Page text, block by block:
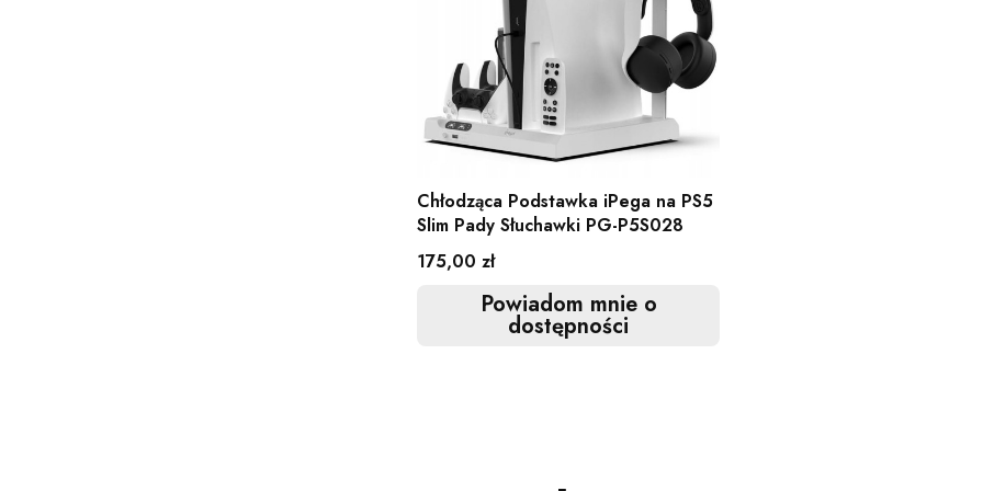
Chłodząca Podstawka iPega na PS5
Slim Pady Słuchawki PG-P5S028
Cena
175,00 zł
Powiadom mnie o
dostępności